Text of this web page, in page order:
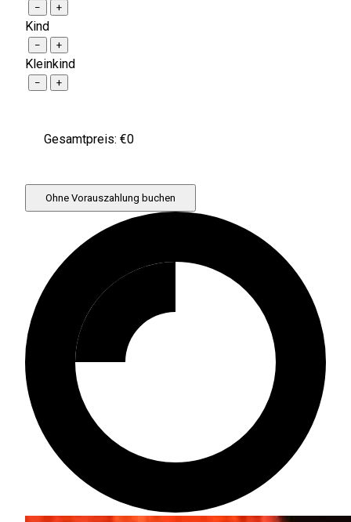
− +
Kind
− +
Kleinkind
− +
Gesamtpreis: €0
Ohne Vorauszahlung buchen